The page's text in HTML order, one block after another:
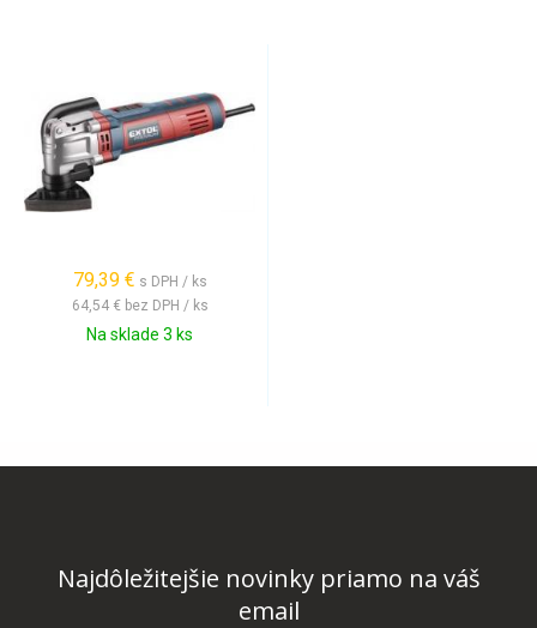
79,39 € s DPH / ks
64,54 € bez DPH / ks
Na sklade 3 ks
Najdôležitejšie novinky priamo na váš
email